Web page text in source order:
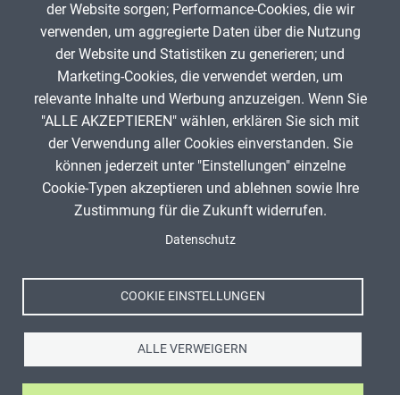
App melden
ANZEIGE
Spenden
Impressum
der Website sorgen; Performance-Cookies, die wir
verwenden, um aggregierte Daten über die Nutzung
der Website und Statistiken zu generieren; und
Marketing-Cookies, die verwendet werden, um
relevante Inhalte und Werbung anzuzeigen. Wenn Sie
"ALLE AKZEPTIEREN" wählen, erklären Sie sich mit
der Verwendung aller Cookies einverstanden. Sie
können jederzeit unter "Einstellungen" einzelne
Cookie-Typen akzeptieren und ablehnen sowie Ihre
Zustimmung für die Zukunft widerrufen.
Datenschutz
COOKIE EINSTELLUNGEN
ALLE VERWEIGERN